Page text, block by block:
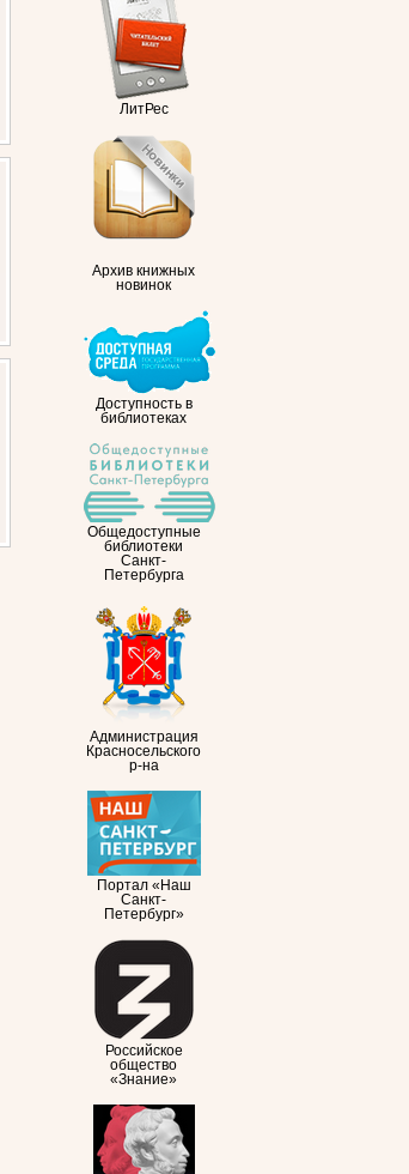
ЛитРес
Архив книжных
новинок
Доступность в
библиотеках
Общедоступные
библиотеки
Санкт-
Петербурга
Администрация
Красносельского
р-на
Портал «Наш
Санкт-
Петербург»
Российское
общество
«Знание»